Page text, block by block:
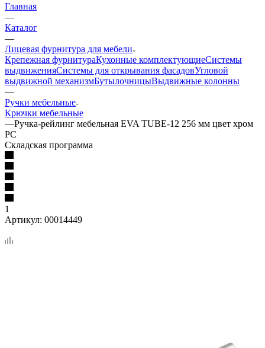
Главная
—
Каталог
—
Лицевая фурнитура для мебели
Крепежная фурнитураКухонные комплектующиеСистемы
выдвиженияСистемы для открывания фасадовУгловой
выдвижной механизмБутылочницыВыдвижные колонны
—
Ручки мебельные
Крючки мебельные
—Ручка-рейлинг мебельная EVA TUBE-12 256 мм цвет хром
PC
Складская программа
1
Артикул: 00014449